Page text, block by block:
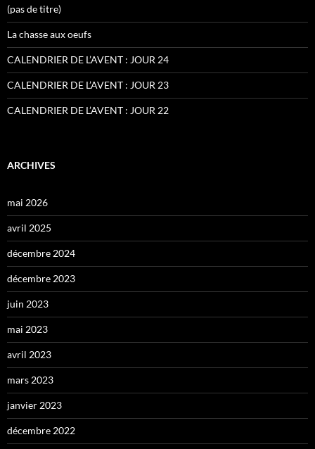
(pas de titre)
La chasse aux oeufs
CALENDRIER DE L’AVENT : JOUR 24
CALENDRIER DE L’AVENT : JOUR 23
CALENDRIER DE L’AVENT : JOUR 22
ARCHIVES
mai 2026
avril 2025
décembre 2024
décembre 2023
juin 2023
mai 2023
avril 2023
mars 2023
janvier 2023
décembre 2022